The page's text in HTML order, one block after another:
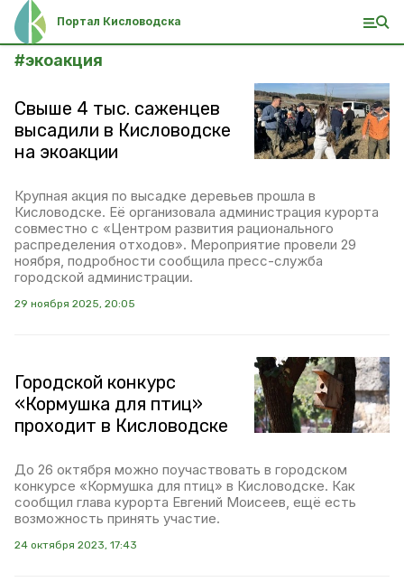
Портал Кисловодска
#экоакция
Свыше 4 тыс. саженцев
высадили в Кисловодске
на экоакции
Крупная акция по высадке деревьев прошла в
Кисловодске. Её организовала администрация курорта
совместно с «Центром развития рационального
распределения отходов». Мероприятие провели 29
ноября, подробности сообщила пресс-служба
городской администрации.
29 ноября 2025, 20:05
Городской конкурс
«Кормушка для птиц»
проходит в Кисловодске
До 26 октября можно поучаствовать в городском
конкурсе «Кормушка для птиц» в Кисловодске. Как
сообщил глава курорта Евгений Моисеев, ещё есть
возможность принять участие.
24 октября 2023, 17:43